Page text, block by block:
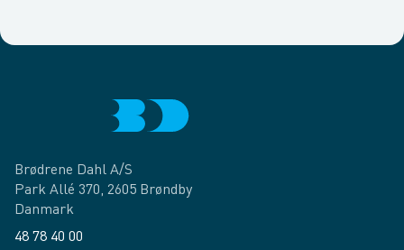
Brødrene Dahl A/S
Park Allé 370, 2605 Brøndby
Danmark
48 78 40 00